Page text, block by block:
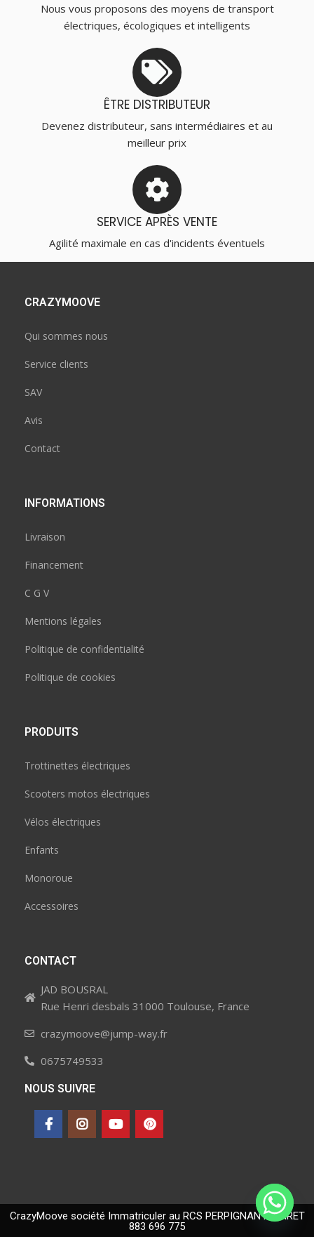
Nous vous proposons des moyens de transport
électriques, écologiques et intelligents
ÊTRE DISTRIBUTEUR
Devenez distributeur, sans intermédiaires et au
meilleur prix
SERVICE APRÈS VENTE
Agilité maximale en cas d'incidents éventuels
CRAZYMOOVE
Qui sommes nous
Service clients
SAV
Avis
Contact
INFORMATIONS
Livraison
Financement
C G V
Mentions légales
Politique de confidentialité
Politique de cookies
PRODUITS
Trottinettes électriques
Scooters motos électriques
Vélos électriques
Enfants
Monoroue
Accessoires
CONTACT
JAD BOUSRAL
Rue Henri desbals 31000 Toulouse, France
crazymoove@jump-way.fr
0675749533
NOUS SUIVRE
CrazyMoove société Immatriculer au RCS PERPIGNAN N° SIRET
883 696 775